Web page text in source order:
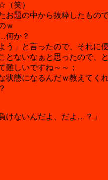
（笑）
お題の中から抜粋したもの
ｗ
何か？
う」と言ったので、それに
とないなぁと思ったので、
難しいですね～～；
状態になるんだｗ教えてく
けないんだよ、だよ…？」